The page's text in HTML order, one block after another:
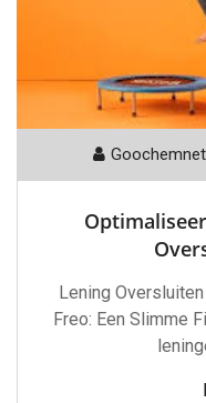
Goochemnet
Lening
Freo: Een Slimme